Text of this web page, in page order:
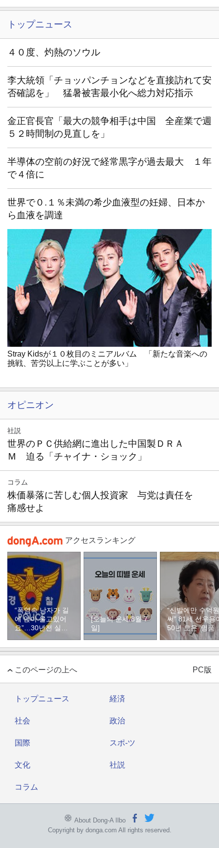
トップニュース
４０度、灼熱のソウル
李大統領「チョッパンチョンなどを直接訪れて安
否確認を」 猛暑被害最小化へ総力対応指示
金正官長官「最大の競争相手は中国 全産業で週
５２時間制の見直しを」
半導体の空前の好況で経常黒字が過去最大 １年
で４倍に
世界で０.１％未満の希少血液型の妊婦、日本か
ら血液を調達
Stray Kidsが１０枚目のミニアルバム 「新たな音楽への
挑戦、苦労以上に学ぶことが多い」
オピニオン
社説
世界のＰＣ供給網に進出した中国製ＤＲＡ
Ｍ 迫る「チャイナ・ショック」
コラム
株価暴落に苦しむ個人投資家 与党は責任を
痛感せよ
アクセスランキング
“폭염속 남자가 길
에 앉아 울고있어
요”…30년전 실종
자였다
[오늘의 운세/8월 7
일]
“신발에만 수억원
써” 81세 선우용
50년 모은 ‘명품
두’ 컬렉션
このページの上へ PC版
トップニュース 経済
社会 政治
国際 スポ-ツ
文化 社説
コラム
About Dong-A Ilbo
Copyright by donga.com All rights reserved.